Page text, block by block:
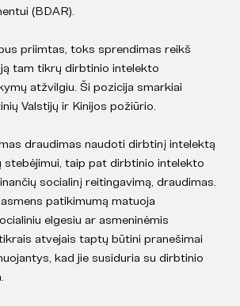
(BDAR).
priimtas, toks sprendimas reikš
tam tikrų dirbtinio intelekto
atžvilgiu. Ši pozicija smarkiai
Valstijų ir Kinijos požiūrio.
draudimas naudoti dirbtinį intelektą
stebėjimui, taip pat dirbtinio intelekto
socialinį reitingavimą, draudimas.
patikimumą matuoja
elgesiu ar asmeninėmis
atvejais taptų būtini pranešimai
kad jie susiduria su dirbtinio